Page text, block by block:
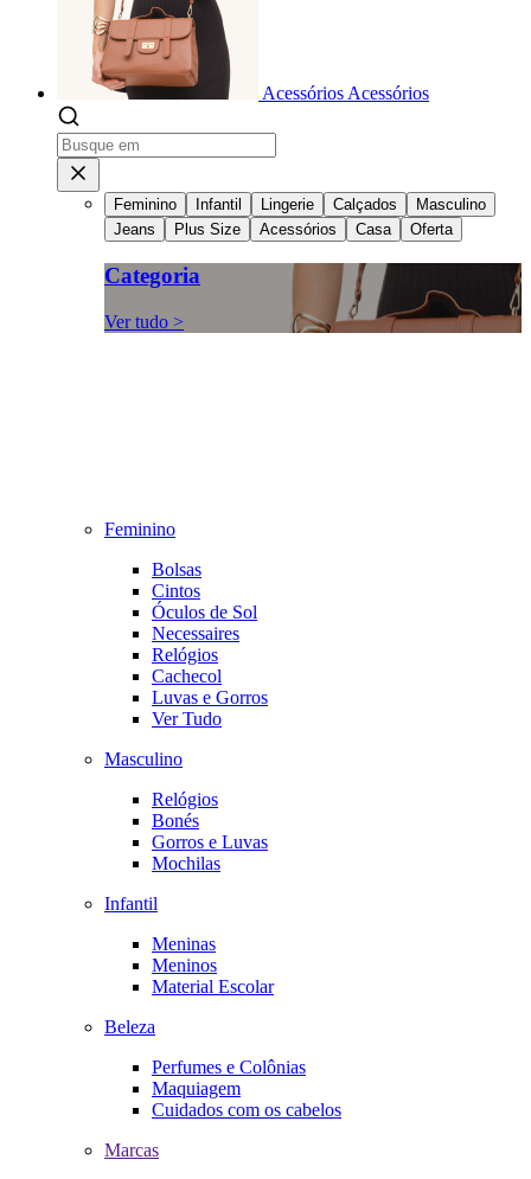
Acessórios Acessórios
Feminino Infantil Lingerie Calçados
Masculino
Jeans
Plus Size Acessórios Casa Oferta
Categoria
Ver tudo >
Feminino
Bolsas
Cintos
Óculos de Sol
Necessaires
Relógios
Cachecol
Luvas e Gorros
Ver Tudo
Masculino
Relógios
Bonés
Gorros e Luvas
Mochilas
Infantil
Meninas
Meninos
Material Escolar
Beleza
Perfumes e Colônias
Maquiagem
Cuidados com os cabelos
Marcas